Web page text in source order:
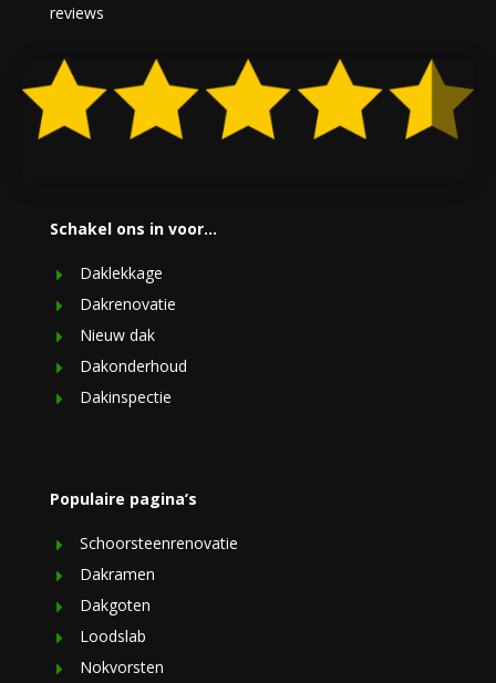
reviews
Schakel ons in voor…
Daklekkage
Dakrenovatie
Nieuw dak
Dakonderhoud
Dakinspectie
Populaire pagina’s
Schoorsteenrenovatie
Dakramen
Dakgoten
Loodslab
Nokvorsten